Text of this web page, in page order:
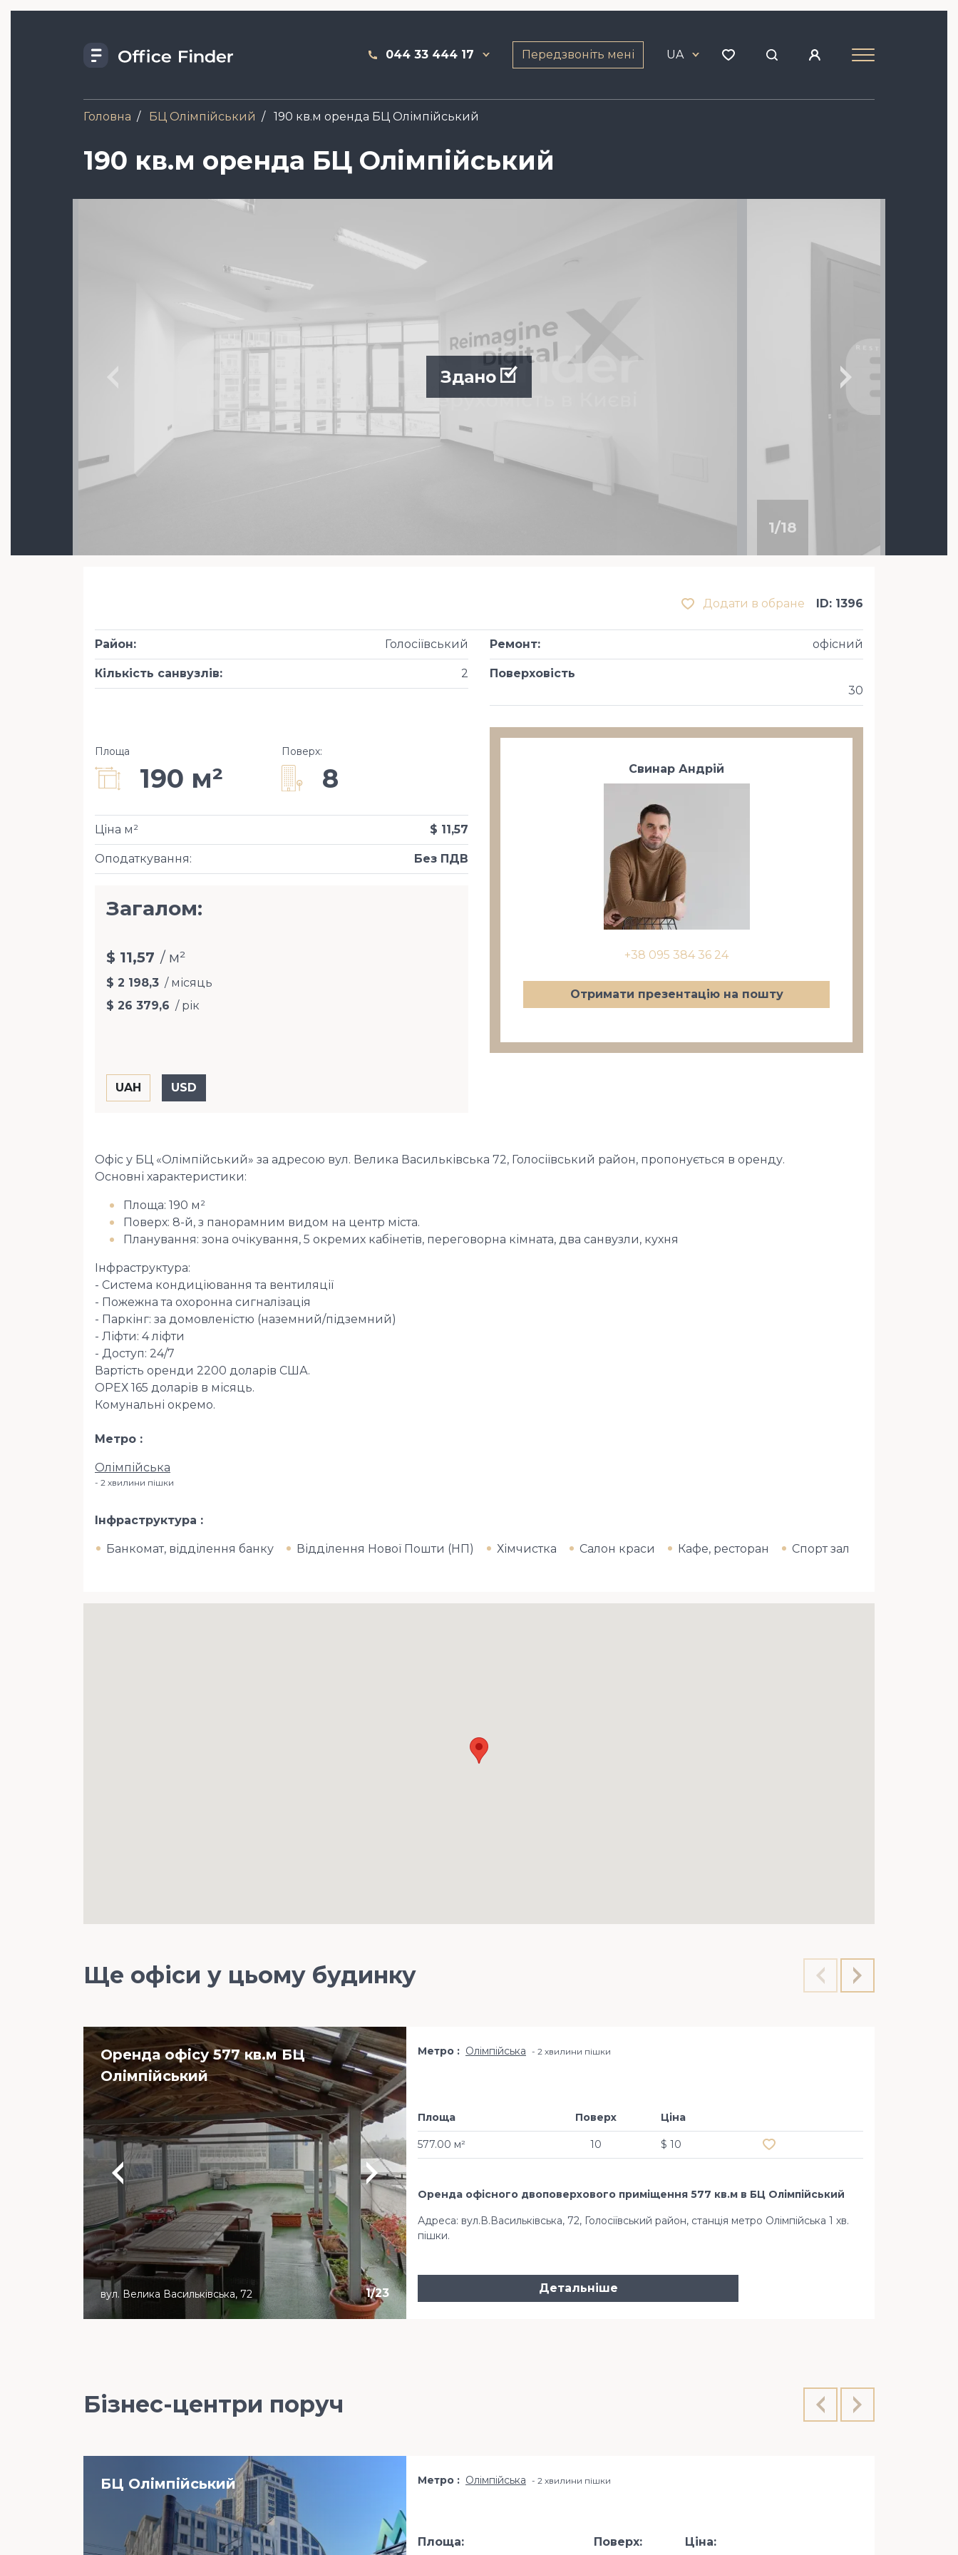
044 33 444 17 Передзвоніть мені UA
Головна БЦ Олімпійський 190 кв.м оренда БЦ Олімпійський
190 кв.м оренда БЦ Олімпійський
1/18
Здано
Додати в обране ID: 1396
Район: Голосіївський
Кількість санвузлів: 2
Ремонт: офісний
Поверховість
30
Площа
190 м²
Поверх:
8
Оподаткування: Без ПДВ
Ціна м² $ 11,57
Загалом:
$ 11,57 / м²
$ 2 198,3 / місяць
$ 26 379,6 / рік
Свинар Андрій
+38 095 384 36 24
Отримати презентацію на пошту
Офіс у БЦ «Олімпійський» за адресою вул. Велика Васильківська 72, Голосіївський район, пропонується в оренду.
Основні характеристики:
Площа: 190 м²
Поверх: 8-й, з панорамним видом на центр міста.
Планування: зона очікування, 5 окремих кабінетів, переговорна кімната, два санвузли, кухня
Інфраструктура:
- Система кондиціювання та вентиляції
- Пожежна та охоронна сигналізація
- Паркінг: за домовленістю (наземний/підземний)
- Ліфти: 4 ліфти
- Доступ: 24/7
Вартість оренди 2200 доларів США.
ОРЕХ 165 доларів в місяць.
Комунальні окремо.
Метро
Олімпійська
2 хвилини пішки
Інфраструктура
Банкомат, відділення банку Відділення Нової Пошти (НП) Хімчистка Салон краси Кафе, ресторан Спорт зал
Ще офіси у цьому будинку
Оренда офісу 577 кв.м БЦ
Олімпійський
1/23
вул. Велика Васильківська, 72
Метро Олімпійська 2 хвилини пішки
Площа
577.00 м²
Поверх
10
Ціна
$ 10
Оренда офісного двоповерхового приміщення 577 кв.м в БЦ Олімпійський
Адреса: вул.В.Васильківська, 72, Голосіївський район, станція метро Олімпійська 1 хв.
пішки.
Детальніше
Бізнес-центри поруч
БЦ Олімпійський Метро Олімпійська 2 хвилини пішки
Площа: Поверх: Ціна: